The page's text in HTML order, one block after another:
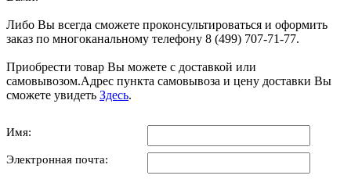
Либо Вы всегда сможете проконсультироваться и оформить
заказ по многоканальному телефону 8 (499) 707-71-77.
Приобрести товар Вы можете с доставкой или
самовывозом.Адрес пункта самовывоза и цену доставки Вы
сможете увидеть Здесь.
Имя:
Электронная почта: